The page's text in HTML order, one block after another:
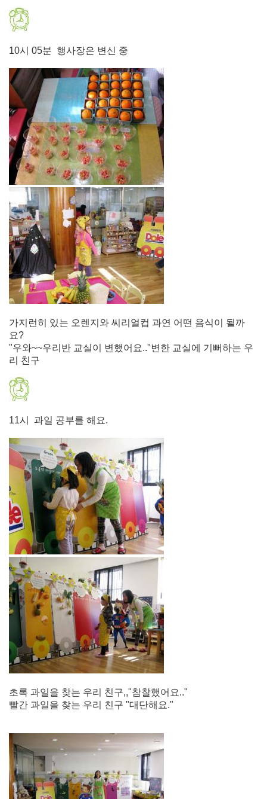
10시 05분 행사장은 변신 중
가지런히 있는 오렌지와 씨리얼컵 과연 어떤 음식이 될까
요?
"우와~~우리반 교실이 변했어요.."변한 교실에 기뻐하는 우
리 친구
11시 과일 공부를 해요.
초록 과일을 찾는 우리 친구,,"참찰했어요.."
빨간 과일을 찾는 우리 친구 "대단해요."